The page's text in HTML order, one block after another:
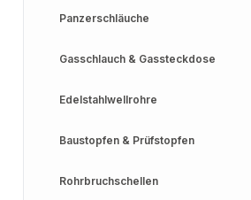
Panzerschläuche
Gasschlauch & Gassteckdose
Edelstahlwellrohre
Baustopfen & Prüfstopfen
Rohrbruchschellen